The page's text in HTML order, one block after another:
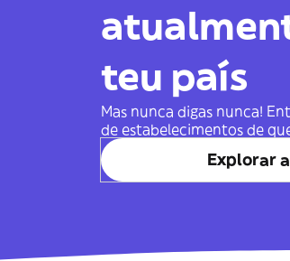
teu país
Mas nunca digas nunca!
de estabelecimentos de
Explorar